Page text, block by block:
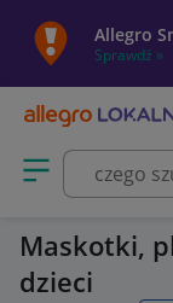
Allegro
Sprawdź »
Otwórz menu z
Maskotki,
dzieci